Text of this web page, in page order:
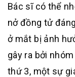
Bác sĩ có thể
nở đồng tử
ở mắt bị ảnh
gây ra bởi
thứ 3, một sự